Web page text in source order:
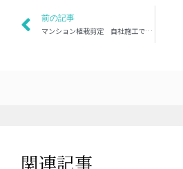
前の記事
マンション植栽剪定 自社施工で安心低価格
関連記事